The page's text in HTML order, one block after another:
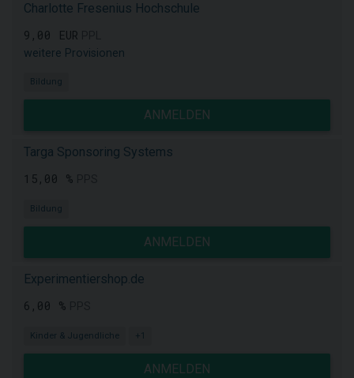
Charlotte Fresenius Hochschule
9,00 EUR
weitere Provisionen
Bildung
ANMELDEN
Targa Sponsoring Systems
15,00 %
Bildung
ANMELDEN
Experimentiershop.de
6,00 %
Kinder & Jugendliche +1
ANMELDEN